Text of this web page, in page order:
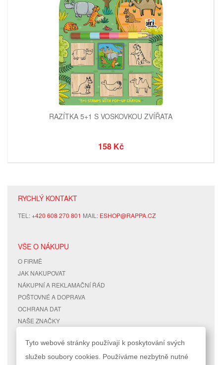
RAZÍTKA 5+1 S VOSKOVKOU ZVÍŘATA
158 Kč
RYCHLÝ KONTAKT
TEL:+420 608 270 801 MAIL: ESHOP@RAPPA.CZ
VŠE O NÁKUPU
O FIRMĚ
JAK NAKUPOVAT
NÁKUPNÍ A REKLAMAČNÍ ŘÁD
POŠTOVNÉ A DOPRAVA
OCHRANA DAT
NAŠE ZNAČKY
RYCHLÉ ODKAZY ÚČET
Tyto webové stránky používají k poskytování svých
služeb soubory cookies. Používáme nezbytně nutné